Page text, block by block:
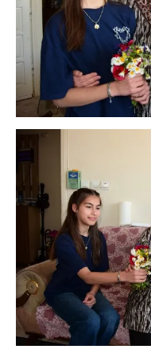
Çerezlere ilişkin
vasıtasıyla
için Ayarlar butonuna
Metnimiziziyaret
6698 sayılı Kişisel
hazırlanmış
almak için lütfen